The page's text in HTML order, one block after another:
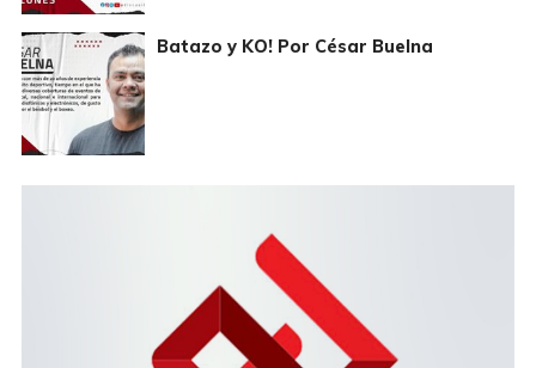
Batazo y KO! Por César Buelna